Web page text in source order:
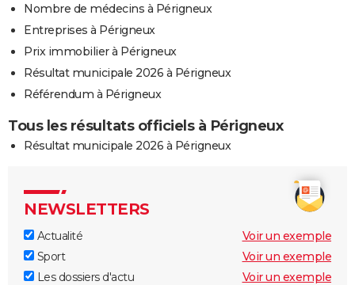
Nombre de médecins à Périgneux
Entreprises à Périgneux
Prix immobilier à Périgneux
Résultat municipale 2026 à Périgneux
Référendum à Périgneux
Tous les résultats officiels à Périgneux
Résultat municipale 2026 à Périgneux
NEWSLETTERS
Actualité
Voir un exemple
Sport
Voir un exemple
Les dossiers d'actu
Voir un exemple